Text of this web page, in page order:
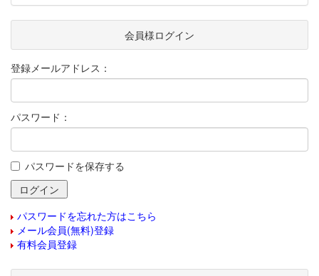
会員様ログイン
登録メールアドレス：
パスワード：
パスワードを保存する
パスワードを忘れた方はこちら
メール会員(無料)登録
有料会員登録